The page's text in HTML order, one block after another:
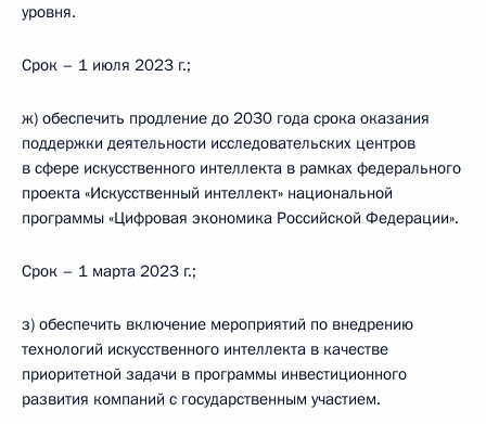
уровня.
Срок – 1 июля 2023 г.;
ж) обеспечить продление до 2030 года срока оказания
поддержки деятельности исследовательских центров
в сфере искусственного интеллекта в рамках федерального
проекта «Искусственный интеллект» национальной
программы «Цифровая экономика Российской Федерации».
Срок – 1 марта 2023 г.;
з) обеспечить включение мероприятий по внедрению
технологий искусственного интеллекта в качестве
приоритетной задачи в программы инвестиционного
развития компаний с государственным участием.